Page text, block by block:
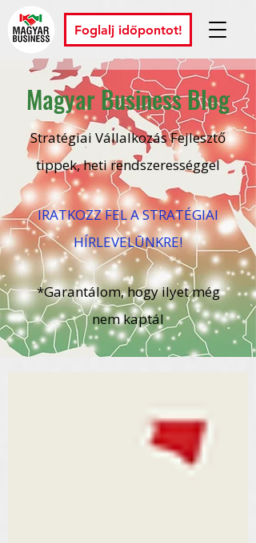
Foglalj időpontot!
Magyar Business Blog
Stratégiai Vállalkozás Fejlesztő
tippek, heti rendszerességgel
IRATKOZZ FEL A STRATÉGIAI
HÍRLEVELŪNKRE!
*Garantálom, hogy ilyet még
nem kaptál